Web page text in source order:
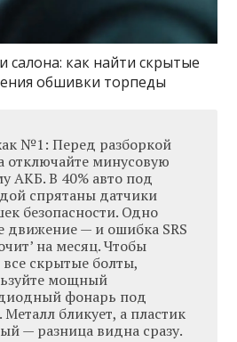
салона: как найти скрытые
обшивки торпеды
№1: Перед разборкой
отключайте минусовую
АКБ. В 40% авто под
спрятаны датчики
безопасности. Одно
движение — и ошибка SRS
на месяц. Чтобы
все скрытые болты,
мощный
фонарь под
Металл бликует, а пластик
— разница видна сразу.